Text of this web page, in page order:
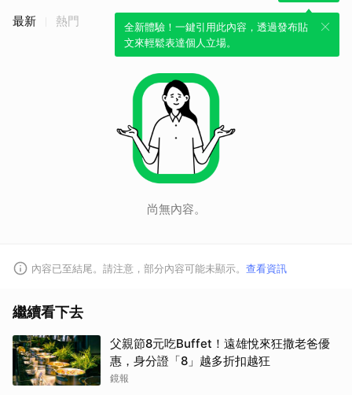
全新體驗！一鍵引用此內容，透過發布貼
文來輕鬆表達個人立場。
最新 熱門
尚無內容。
內容已至結尾。請注意，部分內容可能未顯示。 查看資訊
繼續看下去
父親節8元吃Buffet！遠雄悅來狂撒老爸優
惠，身分證「8」越多折扣越狂
鏡報